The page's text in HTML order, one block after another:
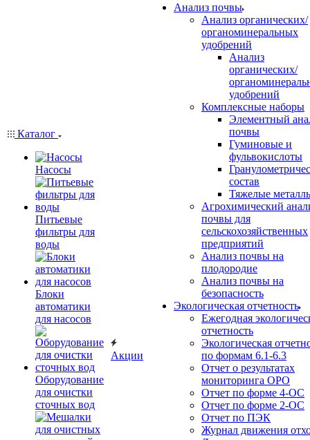
Каталог
Насосы
Питьевые
фильтры для
воды
Блоки
автоматики
для насосов
Оборудование
для очистки
сточных вод
Акции
Анализ почвы
Анализ органических/
органоминеральных
удобрений
Анализ
органических/
удобрений
Комплексные наборы
Элементный
почвы
Гуминовые и
фульвокислоты
состав
Тяжелые
Агрохимический
почвы для
сельскохозяйственных
предприятий
Анализ почвы на
плодородие
Анализ почвы на
безопасность
Экологическая отчетность
Ежегодная
отчетность
Экологическая
по формам 6.1-6.3
Отчет о результатах
мониторинга ОРО
Отчет по форме 4-ОС
Отчет по форме 2-ОС
Отчет по ПЭК
Журнал движения